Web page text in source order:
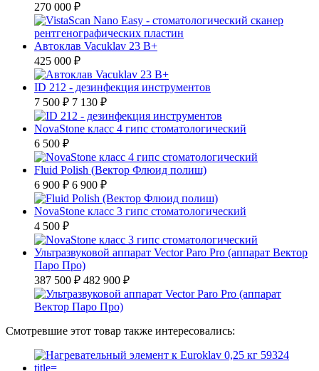
270 000 ₽
Автоклав Vacuklav 23 B+
425 000 ₽
ID 212 - дезинфекция инструментов
7 500 ₽ 7 130 ₽
NovaStone класс 4 гипс стоматологический
6 500 ₽
Fluid Polish (Вектор Флюид полиш)
6 900 ₽ 6 900 ₽
NovaStone класс 3 гипс стоматологический
4 500 ₽
Ультразвуковой аппарат Vector Paro Pro (аппарат Вектор
Паро Про)
387 500 ₽ 482 900 ₽
Смотревшие этот товар также интересовались: